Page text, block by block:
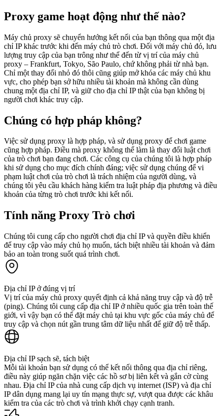
Proxy game hoạt động như thế nào?
Máy chủ proxy sẽ chuyển hướng kết nối của bạn thông qua một địa
chỉ IP khác trước khi đến máy chủ trò chơi. Đối với máy chủ đó, lưu
lượng truy cập của bạn trông như thể đến từ vị trí của máy chủ
proxy – Frankfurt, Tokyo, São Paulo, chứ không phải từ nhà bạn.
Chỉ một thay đổi nhỏ đó thôi cũng giúp mở khóa các máy chủ khu
vực, cho phép bạn sở hữu nhiều tài khoản mà không cần dùng
chung một địa chỉ IP, và giữ cho địa chỉ IP thật của bạn không bị
người chơi khác truy cập.
Chúng có hợp pháp không?
Việc sử dụng proxy là hợp pháp, và sử dụng proxy để chơi game
cũng hợp pháp. Điều mà proxy không thể làm là thay đổi luật chơi
của trò chơi bạn đang chơi. Các công cụ của chúng tôi là hợp pháp
khi sử dụng cho mục đích chính đáng; việc sử dụng chúng để vi
phạm luật chơi của trò chơi là trách nhiệm của người dùng, và
chúng tôi yêu cầu khách hàng kiểm tra luật pháp địa phương và điều
khoản của từng trò chơi trước khi kết nối.
Tính năng Proxy Trò chơi
Chúng tôi cung cấp cho người chơi địa chỉ IP và quyền điều khiển
để truy cập vào máy chủ họ muốn, tách biệt nhiều tài khoản và đảm
bảo an toàn trong suốt quá trình chơi.
Địa chỉ IP ở đúng vị trí
Vị trí của máy chủ proxy quyết định cả khả năng truy cập và độ trễ
(ping). Chúng tôi cung cấp địa chỉ IP ở nhiều quốc gia trên toàn thế
giới, vì vậy bạn có thể đặt máy chủ tại khu vực gốc của máy chủ để
truy cập và chọn nút gần trung tâm dữ liệu nhất để giữ độ trễ thấp.
Địa chỉ IP sạch sẽ, tách biệt
Mỗi tài khoản bạn sử dụng có thể kết nối thông qua địa chỉ riêng,
điều này giúp ngăn chặn việc các hồ sơ bị liên kết và gắn cờ cùng
nhau. Địa chỉ IP của nhà cung cấp dịch vụ internet (ISP) và địa chỉ
IP dân dụng mang lại uy tín mạng thực sự, vượt qua được các khâu
kiểm tra của các trò chơi và trình khởi chạy cạnh tranh.